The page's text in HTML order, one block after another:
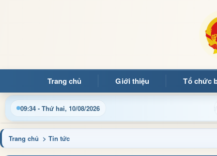
Trang chủ Giới thiệu Tổ chức
09:34 - Thứ hai, 10/08/2026
tin điều hành, thủ tục hành chính và tin tức địa phương
Trang chủ > Tin tức